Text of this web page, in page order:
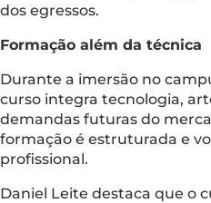
dos egressos.
Formação além da técnica
Durante a imersão no
curso integra tecnologia,
demandas futuras do
formação é estruturada e
profissional.
Daniel Leite destaca que o